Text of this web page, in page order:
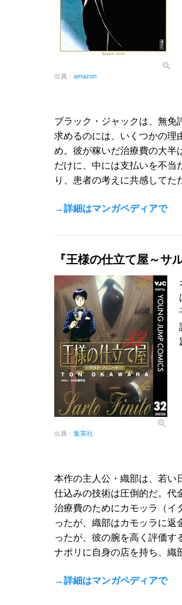
出典： amazon
ブラック・ジャックは、無免
求めるのには、いくつかの理
め。彼が稼いだ治療費の大半
だけに、中には支払いを不当
り、患者の考えに共感してた
→詳細はマンガペディアで
『王様の仕立て屋～サ
出典： 集英社
本作の主人公・織部は、若い
仕込みの技術は圧倒的だ。代
治療費のためにカモッラ（イ
ったが、織部はカモッラに返
ったが、彼の腕を高く評価す
ナポリに自身の店を持ち、織
→詳細はマンガペディアで